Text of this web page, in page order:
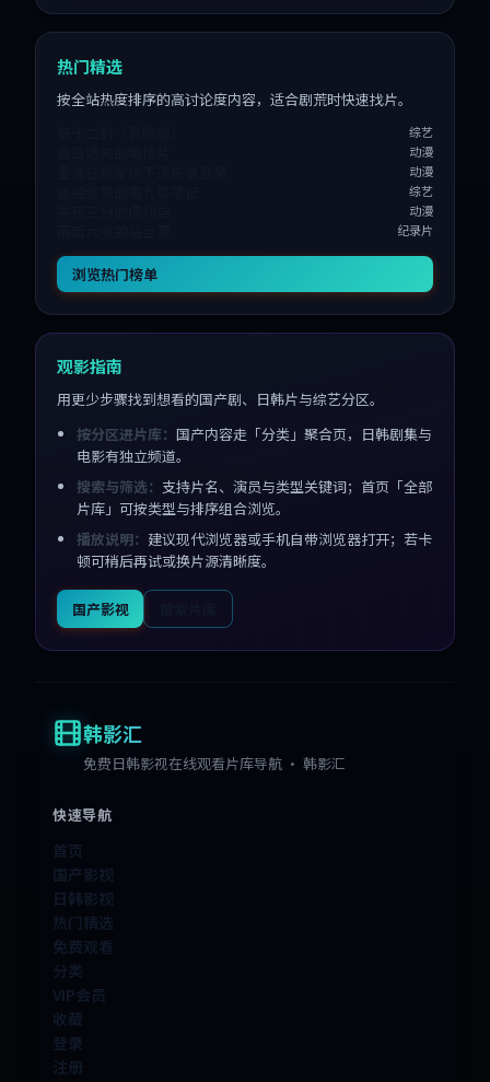
热门精选
按全站热度排序的高讨论度内容，适合剧荒时快速找片。
综艺
动漫
动漫
综艺
动漫
纪录片
浏览热门榜单
观影指南
用更少步骤找到想看的国产剧、日韩片与综艺分区。
按分区进片库： 国产内容走「分类」聚合页，日韩剧集与
电影有独立频道。
搜索与筛选： 支持片名、演员与类型关键词；首页「全部
片库」可按类型与排序组合浏览。
播放说明： 建议现代浏览器或手机自带浏览器打开；若卡
顿可稍后再试或换片源清晰度。
国产影视
韩影汇
免费日韩影视在线观看片库导航 · 韩影汇
快速导航
首页
国产影视
日韩影视
热门精选
免费观看
分类
VIP会员
收藏
登录
注册